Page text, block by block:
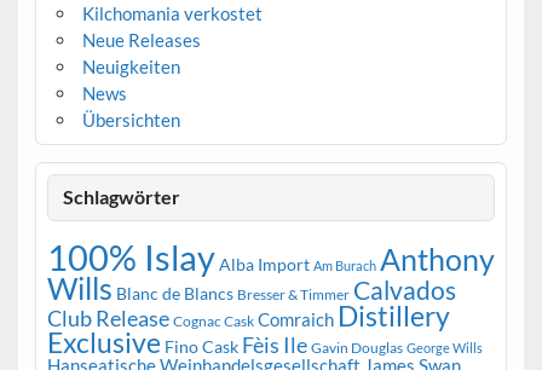
Kilchomania verkostet
Neue Releases
Neuigkeiten
News
Übersichten
Schlagwörter
100% IslayAlba Import Am Burach Anthony
Wills Blanc de Blancs Bresser & Timmer Calvados
Club Release Cognac Cask Comraich Distillery
Exclusive Fino Cask Fèis Ile Gavin Douglas George Wills
Hanseatische Weinhandelsgesellschaft James Swan